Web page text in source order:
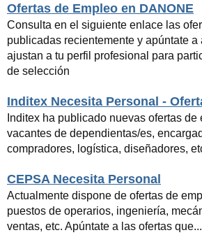
Ofertas de Empleo en DANONE
Consulta en el siguiente enlace las
publicadas recientemente y apúntate
ajustan a tu perfil profesional para
de selección
Inditex Necesita Personal -
Inditex ha publicado nuevas ofertas
vacantes de dependientas/es,
compradores, logística, diseñadores,
CEPSA Necesita Personal
Actualmente dispone de ofertas de
puestos de operarios, ingeniería,
ventas, etc. Apúntate a las ofertas que...